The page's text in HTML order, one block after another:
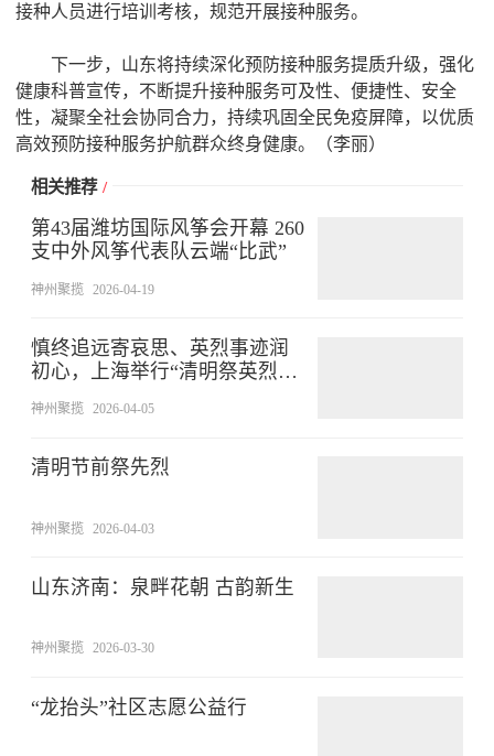
接种人员进行培训考核，规范开展接种服务。
下一步，山东将持续深化预防接种服务提质升级，强化
健康科普宣传，不断提升接种服务可及性、便捷性、安全
性，凝聚全社会协同合力，持续巩固全民免疫屏障，以优质
高效预防接种服务护航群众终身健康。（李丽）
相关推荐 /
第43届潍坊国际风筝会开幕 260
支中外风筝代表队云端“比武”
神州聚揽 2026-04-19
慎终追远寄哀思、英烈事迹润
初心，上海举行“清明祭英烈”
神州聚揽 2026-04-05
清明节前祭先烈
神州聚揽 2026-04-03
山东济南：泉畔花朝 古韵新生
神州聚揽 2026-03-30
“龙抬头”社区志愿公益行